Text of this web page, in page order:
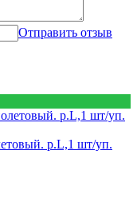
Отправить отзыв
р.L,1 шт/уп.